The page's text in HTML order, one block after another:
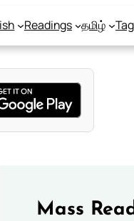
Readings தமிழ்
Mass